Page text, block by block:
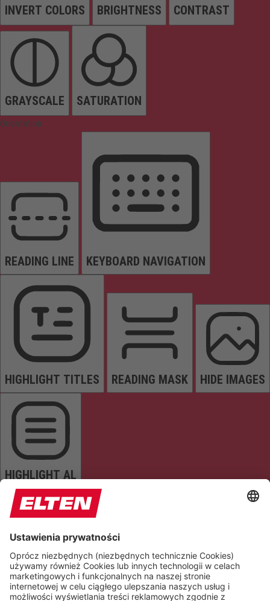
INVERT COLORS BRIGHTNESS CONTRAST
GRAYSCALE SATURATION
Orientation
READING LINE KEYBOARD NAVIGATION
HIGHLIGHT TITLES READING MASK HIDE IMAGES
HIGHLIGHT AL
READ PAGE MUTE SOUNDS STOP ANIMATIONS